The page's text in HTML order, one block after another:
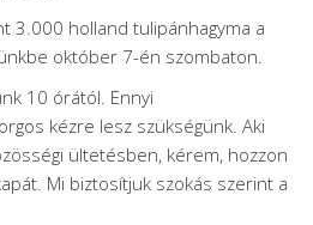
3.000 holland tulipánhagyma a
október 7-én szombaton.
10 órától. Ennyi
kézre lesz szükségünk. Aki
ültetésben, kérem, hozzon
Mi biztosítjuk szokás szerint a